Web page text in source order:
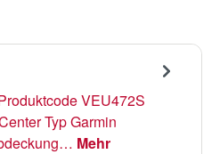
VEU472S
Typ Garmin
Mehr